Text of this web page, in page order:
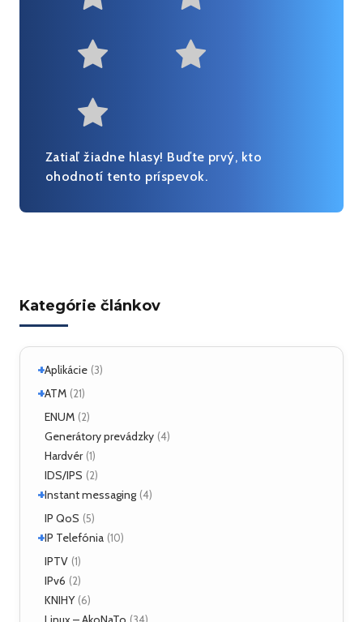
Kategórie článkov
+Aplikácie (3)
Linux
+ATM (21)
ATM Linux
+Hardvér (6)
ENUM (2)
Generátory prevádzky (4)
Hardvér (1)
IDS/IPS (2)
+Instant messaging (4)
SIMPLE
XMPP (2)
IP QoS (5)
+IP Telefónia (10)
VoIP
IPTV (1)
IPv6 (2)
KNIHY (6)
(34)
Very useful
Zatiaľ žiadne hlasy! Buďte prvý, kto
ohodnotí tento príspevok.